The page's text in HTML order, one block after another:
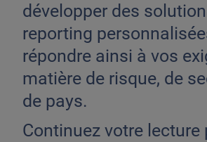
développer des
reporting
répondre ainsi à vos
matière de risque, de
de pays.
Continuez votre lecture